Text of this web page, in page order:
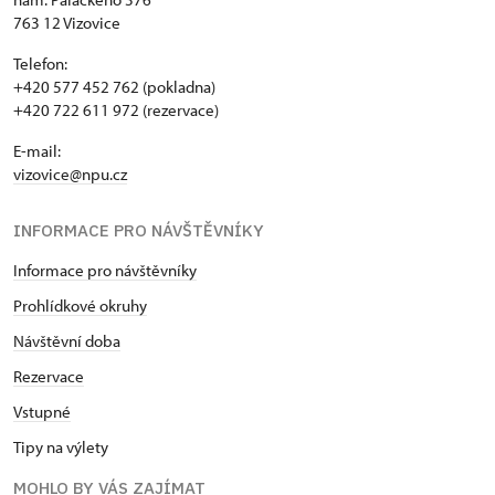
763 12 Vizovice
Telefon:
+420 577 452 762 (pokladna)
+420 722 611 972 (rezervace)
E-mail:
vizovice@npu.cz
INFORMACE PRO NÁVŠTĚVNÍKY
Informace pro návštěvníky
Prohlídkové okruhy
Návštěvní doba
Rezervace
Vstupné
Tipy na výlety
MOHLO BY VÁS ZAJÍMAT